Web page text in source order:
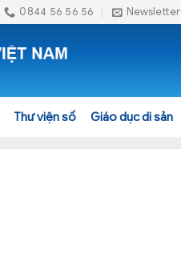
0844 56 56 56 Newsletter
Thư viện số Giáo dục di sản